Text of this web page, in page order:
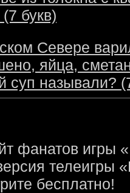
букв)
Севере
яйца,
суп называли?
фанатов игры
телеигры
бесплатно!